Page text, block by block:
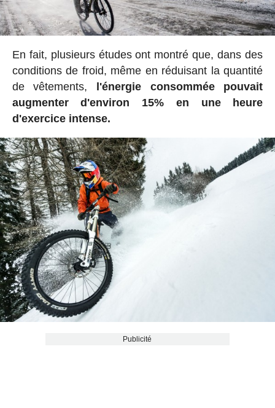
En fait, plusieurs études ont montré que, dans des
conditions de froid, même en réduisant la quantité
de vêtements, l'énergie consommée pouvait
augmenter d'environ 15% en une heure
d'exercice intense.
Publicité